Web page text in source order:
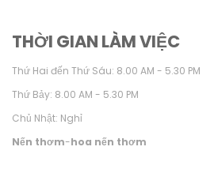
THỜI GIAN LÀM VIỆC
Thứ Hai đến Thứ Sáu: 8.00 AM - 5.30 PM
Thứ Bảy: 8.00 AM - 5.30 PM
Chủ Nhật: Nghỉ
Nến thơm-hoa nến thơm